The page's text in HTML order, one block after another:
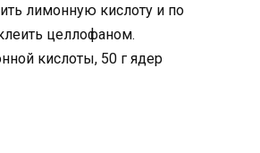
лимонную кислоту и по
целлофаном.
кислоты, 50 г ядер